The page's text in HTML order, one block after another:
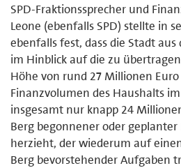
SPD-Fraktionssprecher und
Leone (ebenfalls SPD) stellte in
ebenfalls fest, dass die Stadt
im Hinblick auf die zu
Höhe von rund 27 Millionen
Finanzvolumen des Haushalts
insgesamt nur knapp 24
Berg begonnener oder
herzieht, der wiederum auf
Berg bevorstehender Aufgaben